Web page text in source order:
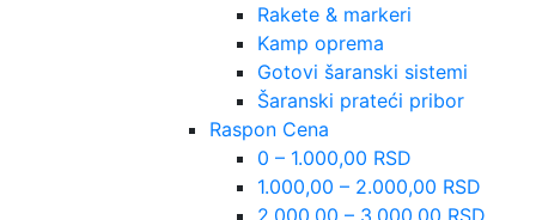
Rakete & markeri
Kamp oprema
Gotovi šaranski sistemi
Šaranski prateći pribor
Raspon Cena
0 – 1.000,00 RSD
1.000,00 – 2.000,00 RSD
2.000,00 – 3.000,00 RSD